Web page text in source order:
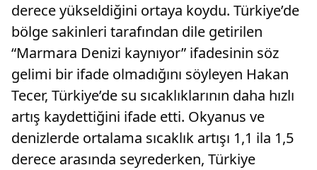
derece yükseldiğini ortaya koydu. Türkiye’de
bölge sakinleri tarafından dile getirilen
“Marmara Denizi kaynıyor” ifadesinin söz
gelimi bir ifade olmadığını söyleyen Hakan
Tecer, Türkiye’de su sıcaklıklarının daha hızlı
artış kaydettiğini ifade etti. Okyanus ve
denizlerde ortalama sıcaklık artışı 1,1 ila 1,5
derece arasında seyrederken, Türkiye